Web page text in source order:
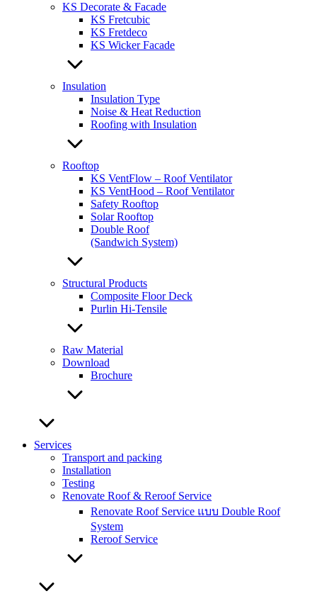
KS Decorate & Facade
KS Fretcubic
KS Fretdeco
KS Wicker Facade
Insulation
Insulation Type
Noise & Heat Reduction
Roofing with Insulation
Rooftop
KS VentFlow – Roof Ventilator
KS VentHood – Roof Ventilator
Safety Rooftop
Solar Rooftop
Double Roof
(Sandwich System)
Structural Products
Composite Floor Deck
Purlin Hi-Tensile
Raw Material
Download
Brochure
Services
Transport and packing
Installation
Testing
Renovate Roof & Reroof Service
Renovate Roof Service แบบ Double Roof
System
Reroof Service